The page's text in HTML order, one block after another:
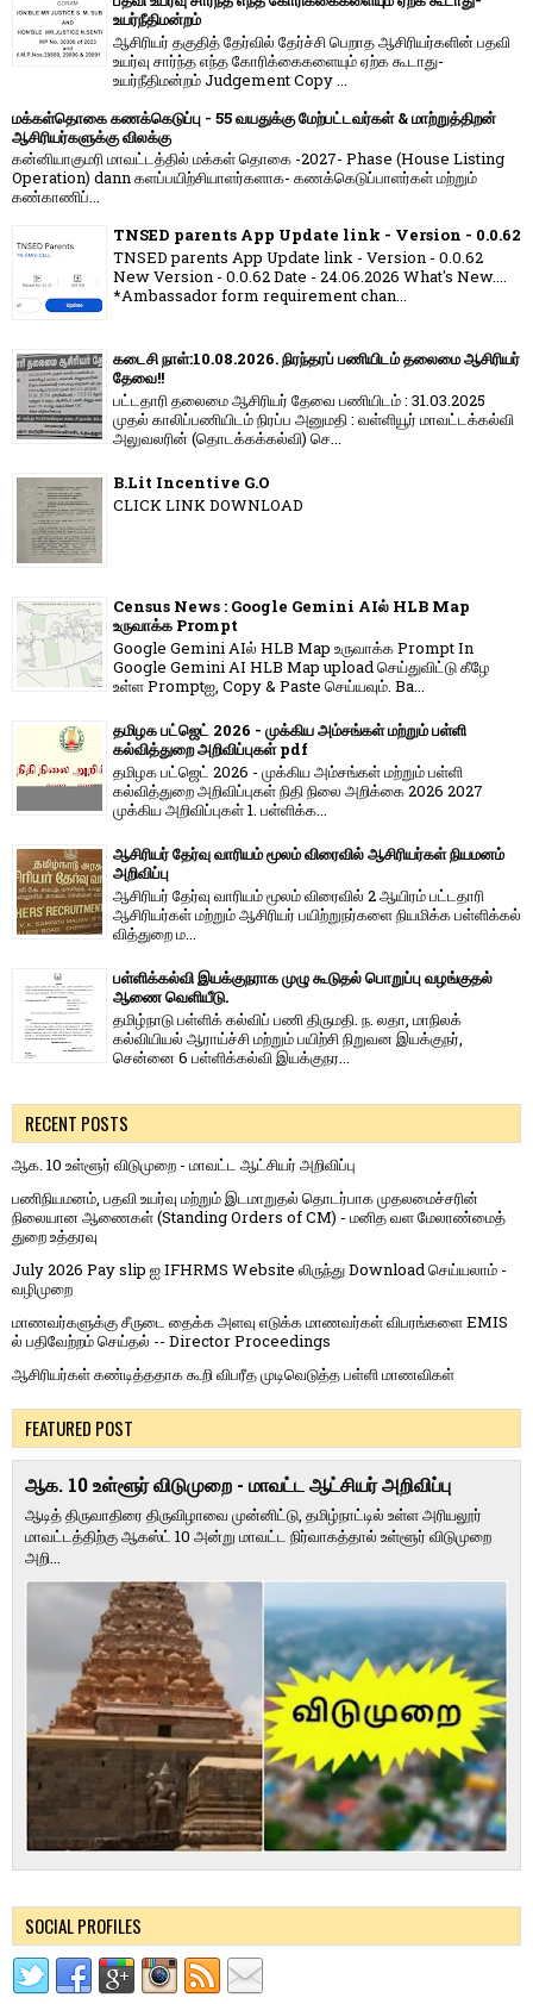
உயர்நீதிமன்றம்
ஆசிரியர் தகுதித் தேர்வில் தேர்ச்சி பெறாத ஆசிரியர்களின் பதவி
உயர்வு சார்ந்த எந்த கோரிக்கைகளையும் ஏற்க கூடாது-
உயர்நீதிமன்றம் Judgement Copy ...
மக்கள்தொகை கணக்கெடுப்பு - 55 வயதுக்கு மேற்பட்டவர்கள் & மாற்றுத்திறன்
ஆசிரியர்களுக்கு விலக்கு
கன்னியாகுமரி மாவட்டத்தில் மக்கள் தொகை -2027- Phase (House Listing
Operation) dann களப்பயிற்சியாளர்களாக- கணக்கெடுப்பாளர்கள் மற்றும்
கண்காணிப்...
TNSED parents App Update link - Version - 0.0.62
TNSED parents App Update link - Version - 0.0.62
New Version - 0.0.62 Date - 24.06.2026 What's New....
*Ambassador form requirement chan...
கடைசி நாள்:10.08.2026. நிரந்தரப் பணியிடம் தலைமை ஆசிரியர்
தேவை!!
பட்டதாரி தலைமை ஆசிரியர் தேவை பணியிடம் : 31.03.2025
முதல் காலிப்பணியிடம் நிரப்ப அனுமதி : வள்ளியூர் மாவட்டக்கல்வி
அலுவலரின் (தொடக்கக்கல்வி) செ...
B.Lit Incentive G.O
CLICK LINK DOWNLOAD
Census News : Google Gemini AIல் HLB Map
உருவாக்க Prompt
Google Gemini AIல் HLB Map உருவாக்க Prompt In
Google Gemini AI HLB Map upload செய்துவிட்டு கீழே
உள்ள Promptஐ, Copy & Paste செய்யவும். Ba...
தமிழக பட்ஜெட் 2026 - முக்கிய அம்சங்கள் மற்றும் பள்ளி
கல்வித்துறை அறிவிப்புகள் pdf
தமிழக பட்ஜெட் 2026 - முக்கிய அம்சங்கள் மற்றும் பள்ளி
கல்வித்துறை அறிவிப்புகள் நிதி நிலை அறிக்கை 2026 2027
முக்கிய அறிவிப்புகள் 1. பள்ளிக்க...
ஆசிரியர் தேர்வு வாரியம் மூலம் விரைவில் ஆசிரியர்கள் நியமனம்
அறிவிப்பு
ஆசிரியர் தேர்வு வாரி​யம் மூலம் விரை​வில் 2 ஆயிரம் பட்​ட​தாரி
ஆசிரியர்​கள் மற்​றும் ஆசிரியர் பயிற்றுநர்​களை நியமிக்க பள்​ளிக்​கல்​
வித்​துறை ம...
பள்ளிக்கல்வி இயக்குநராக முழு கூடுதல் பொறுப்பு வழங்குதல்
ஆணை வெளியீடு.
தமிழ்நாடு பள்ளிக் கல்விப் பணி திருமதி. ந. லதா, மாநிலக்
கல்வியியல் ஆராய்ச்சி மற்றும் பயிற்சி நிறுவன இயக்குநர்,
சென்னை 6 பள்ளிக்கல்வி இயக்குநர...
RECENT POSTS
ஆக. 10 உள்ளூர் விடுமுறை - மாவட்ட ஆட்சியர் அறிவிப்பு
பணிநியமனம், பதவி உயர்வு மற்றும் இடமாறுதல் தொடர்பாக முதலமைச்சரின்
நிலையான ஆணைகள் (Standing Orders of CM) - மனித வள மேலாண்மைத்
துறை உத்தரவு
July 2026 Pay slip ஐ IFHRMS Website லிருந்து Download செய்யலாம் -
வழிமுறை
மாணவர்களுக்கு சீருடை தைக்க அளவு எடுக்க மாணவர்கள் விபரங்களை EMIS
ல் பதிவேற்றம் செய்தல் -- Director Proceedings
ஆசிரியர்கள் கண்டித்ததாக கூறி விபரீத முடிவெடுத்த பள்ளி மாணவிகள்
FEATURED POST
ஆக. 10 உள்ளூர் விடுமுறை - மாவட்ட ஆட்சியர் அறிவிப்பு
ஆடித் திருவாதிரை திருவிழாவை முன்னிட்டு, தமிழ்நாட்டில் உள்ள அரியலூர்
மாவட்டத்திற்கு ஆகஸ்ட் 10 அன்று மாவட்ட நிர்வாகத்தால் உள்ளூர் விடுமுறை
அறி...
SOCIAL PROFILES